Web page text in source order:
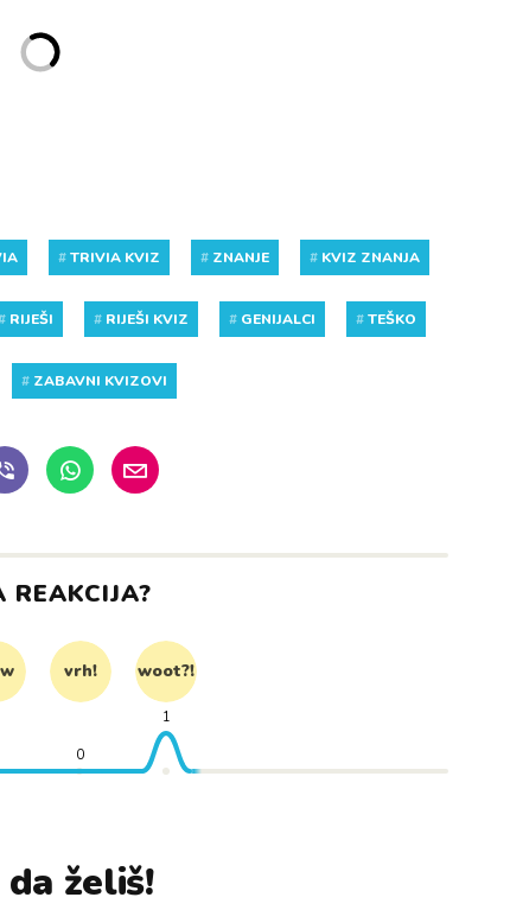
#TRIVIA KVIZ # ZNANJE # KVIZ ZNANJA
RIJEŠI # RIJEŠI KVIZ # GENIJALCI #TEŠKO
# ZABAVNI KVIZOVI
REAKCIJA?
vrh! woot?!
0
1
želiš!